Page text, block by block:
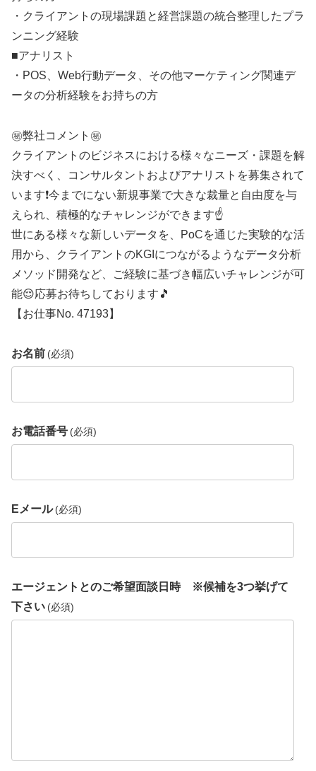
・クライアントの現場課題と経営課題の統合整理したプラ
ンニング経験
■アナリスト
・POS、Web行動データ、その他マーケティング関連デ
ータの分析経験をお持ちの方
㊙️弊社コメント㊙️
クライアントのビジネスにおける様々なニーズ・課題を解
決すべく、コンサルタントおよびアナリストを募集されて
います❗今までにない新規事業で大きな裁量と自由度を与
えられ、積極的なチャレンジができます☝️
世にある様々な新しいデータを、PoCを通じた実験的な活
用から、クライアントのKGIにつながるようなデータ分析
メソッド開発など、ご経験に基づき幅広いチャレンジが可
能😌応募お待ちしております🎵
【お仕事No. 47193】
お名前 (必須)
お電話番号 (必須)
Eメール (必須)
エージェントとのご希望面談日時 ※候補を3つ挙げて
下さい (必須)